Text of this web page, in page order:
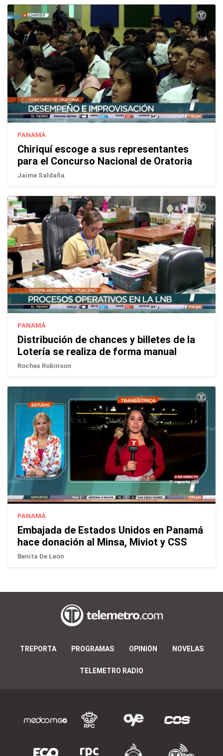
PANAMÁ
Chiriquí escoge a sus representantes
para el Concurso Nacional de Oratoria
Jaime Saldaña
PANAMÁ
Distribución de chances y billetes de la
Lotería se realiza de forma manual
Rochex Robinson
PANAMÁ
Embajada de Estados Unidos en Panamá
hace donación al Minsa, Miviot y CSS
Benita De León
TREPORTA PROGRAMAS OPINIÓN NOVELAS
TELEMETRO RADIO